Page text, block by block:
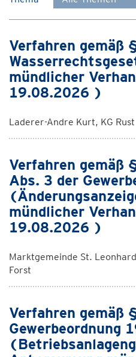
Verfahren gemäß
mündlicher
19.08.2026 )
Laderer-Andre Kurt, KG Rust
Verfahren gemäß
Abs. 3 der
mündlicher
19.08.2026 )
Marktgemeinde St.
Forst
Verfahren gemäß
Gewerbeordnung